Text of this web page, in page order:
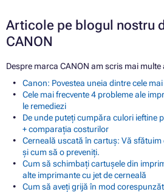
Articole pe blogul nostru
CANON
Despre marca CANON am scris mai
Canon: Povestea uneia dintre cele
Cele mai frecvente 4 probleme ale
le remediezi
De unde puteți cumpăra culori ieftine
+ comparația costurilor
Cerneală uscată în cartuș: Vă
și cum să o preveniți.
Cum să schimbați cartușele din
alte imprimante cu jet de cerneală
Cum să aveți grijă în mod